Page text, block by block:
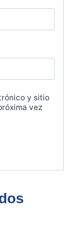
y sitio
vez